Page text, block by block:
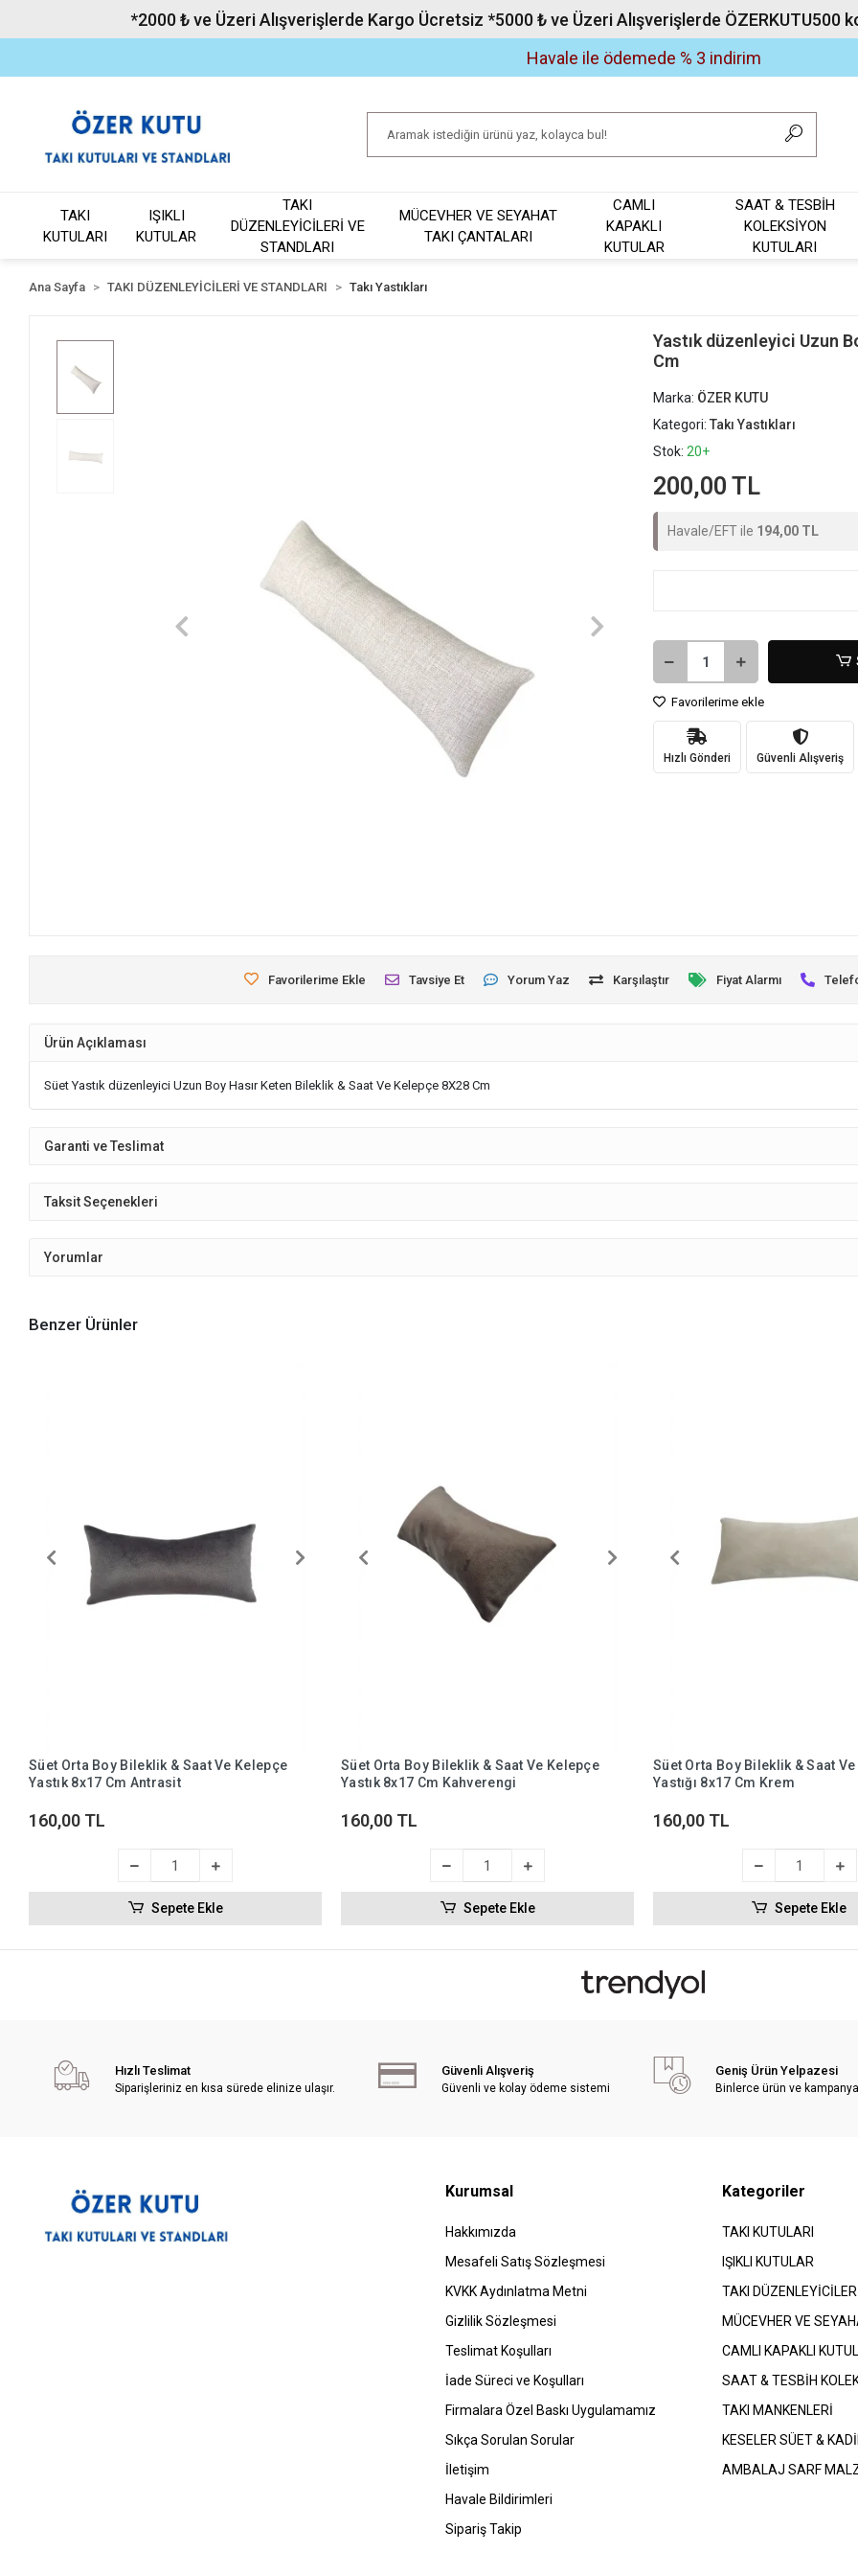
*2000 ₺ ve Üzeri Alışverişlerde Kargo Ücretsiz *5000 ₺ ve Üzeri Alışverişlerde ÖZERKUTU500
Havale ile ödemede % 3 indirim
TAKI
KUTULARI
IŞIKLI
KUTULAR
TAKI
DÜZENLEYİCİLERİ VE
STANDLARI
MÜCEVHER VE SEYAHAT
TAKI ÇANTALARI
CAMLI
KAPAKLI
KUTULAR
SAAT & TESBİH
KOLEKSİYON
KUTULARI
Ana Sayfa TAKI DÜZENLEYİCİLERİ VE STANDLARI Takı Yastıkları
Yastık düzenleyici Uzun
Cm
Marka: ÖZER KUTU
Kategori: Takı Yastıkları
Stok: 20+
200,00 TL
Havale/EFT ile 194,00 TL
Favorilerime ekle
Hızlı Gönderi Güvenli Alışveriş
Favorilerime Ekle Tavsiye Et Yorum Yaz Karşılaştır Fiyat Alarmı
Ürün Açıklaması
Süet Yastık düzenleyici Uzun Boy Hasır Keten Bileklik & Saat Ve Kelepçe 8X28 Cm
Garanti ve Teslimat
Taksit Seçenekleri
Yorumlar
Benzer Ürünler
Süet Orta Boy Bileklik & Saat Ve Kelepçe
Yastık 8x17 Cm Antrasit
160,00 TL
Sepete Ekle
Süet Orta Boy Bileklik & Saat Ve Kelepçe
Yastık 8x17 Cm Kahverengi
160,00 TL
Sepete Ekle
Süet Orta Boy Bileklik & Saat
Yastığı 8x17 Cm Krem
160,00 TL
Sepete Ekle
Hızlı Teslimat
Siparişleriniz en kısa sürede elinize ulaşır.
Güvenli Alışveriş
Güvenli ve kolay ödeme sistemi
Geniş Ürün Yelpazesi
Binlerce ürün ve
Kurumsal
Hakkımızda
Mesafeli Satış Sözleşmesi
​KVKK Aydınlatma Metni
Gizlilik Sözleşmesi
Teslimat Koşulları
İade Süreci ve Koşulları
Firmalara Özel Baskı Uygulamamız
Sıkça Sorulan Sorular
İletişim
Havale Bildirimleri
Sipariş Takip
Kategoriler
TAKI KUTULARI
IŞIKLI KUTULAR
TAKI
MÜCEVHER VE
CAMLI KAPAKLI
SAAT & TESBİH
TAKI MANKENLERİ
KESELER SÜET &
AMBALAJ SARF